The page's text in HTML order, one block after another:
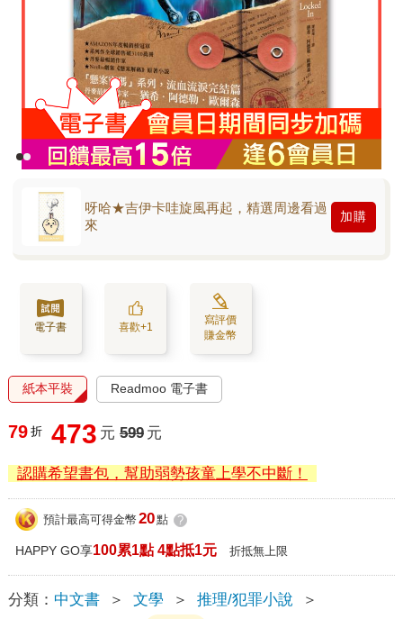
呀哈★吉伊卡哇旋風再起，精選周邊看過
來
加購
電子書 喜歡+1
寫評價
賺金幣
紙本平裝 Readmoo 電子書
79 折 473 元 599 元
認購希望書包，幫助弱勢孩童上學不中斷！
預計最高可得金幣 20點 ?
HAPPY GO享100累1點 4點抵1元 折抵無上限
分類： 中文書 ＞ 文學 ＞ 推理/犯罪小說
＞